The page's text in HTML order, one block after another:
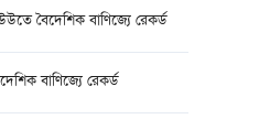
বৈদেশিক বাণিজ্যে রেকর্ড
বাণিজ্যে রেকর্ড